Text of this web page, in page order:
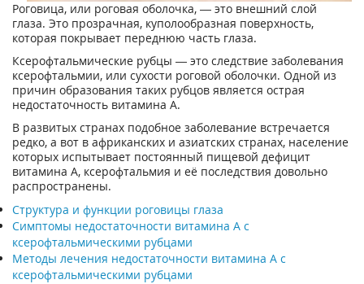
Роговица, или роговая оболочка, — это внешний слой
глаза. Это прозрачная, куполообразная поверхность,
которая покрывает переднюю часть глаза.
Ксерофтальмические рубцы — это следствие заболевания
ксерофтальмии, или сухости роговой оболочки. Одной из
причин образования таких рубцов является острая
недостаточность витамина А.
В развитых странах подобное заболевание встречается
редко, а вот в африканских и азиатских странах, население
которых испытывает постоянный пищевой дефицит
витамина А, ксерофтальмия и её последствия довольно
распространены.
Структура и функции роговицы глаза
Симптомы недостаточности витамина А с
ксерофтальмическими рубцами
Методы лечения недостаточности витамина А с
ксерофтальмическими рубцами